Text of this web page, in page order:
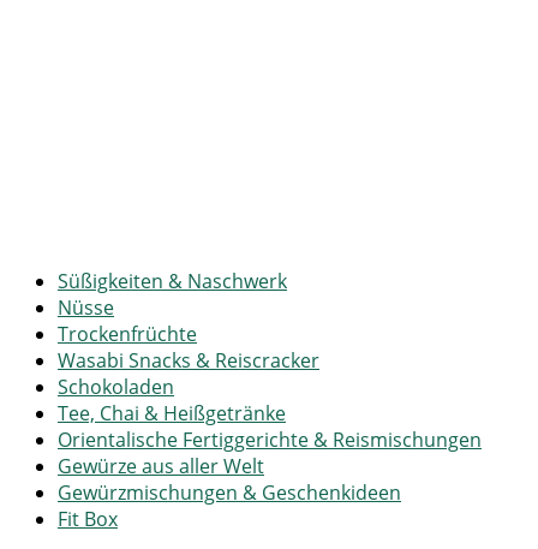
Süßigkeiten & Naschwerk
Nüsse
Trockenfrüchte
Wasabi Snacks & Reiscracker
Schokoladen
Tee, Chai & Heißgetränke
Orientalische Fertiggerichte & Reismischungen
Gewürze aus aller Welt
Gewürzmischungen & Geschenkideen
Fit Box